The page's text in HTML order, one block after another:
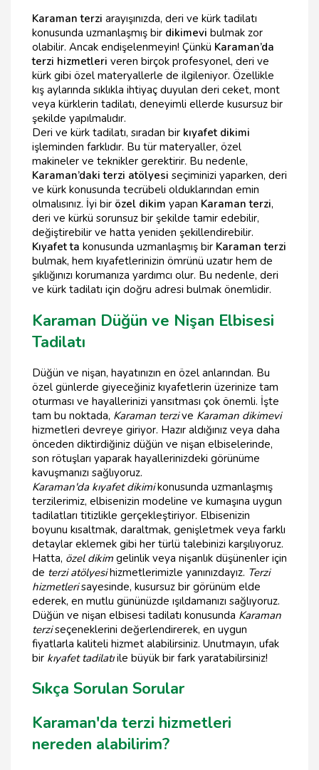
Karaman terzi arayışınızda, deri ve kürk tadilatı
konusunda uzmanlaşmış bir dikimevi bulmak zor
olabilir. Ancak endişelenmeyin! Çünkü Karaman’da
terzi hizmetleri veren birçok profesyonel, deri ve
kürk gibi özel materyallerle de ilgileniyor. Özellikle
kış aylarında sıklıkla ihtiyaç duyulan deri ceket, mont
veya kürklerin tadilatı, deneyimli ellerde kusursuz bir
şekilde yapılmalıdır.
Deri ve kürk tadilatı, sıradan bir kıyafet dikimi
işleminden farklıdır. Bu tür materyaller, özel
makineler ve teknikler gerektirir. Bu nedenle,
Karaman’daki terzi atölyesi seçiminizi yaparken, deri
ve kürk konusunda tecrübeli olduklarından emin
olmalısınız. İyi bir özel dikim yapan Karaman terzi,
deri ve kürkü sorunsuz bir şekilde tamir edebilir,
değiştirebilir ve hatta yeniden şekillendirebilir.
Kıyafet ta konusunda uzmanlaşmış bir Karaman terzi
bulmak, hem kıyafetlerinizin ömrünü uzatır hem de
şıklığınızı korumanıza yardımcı olur. Bu nedenle, deri
ve kürk tadilatı için doğru adresi bulmak önemlidir.
Karaman Düğün ve Nişan Elbisesi
Tadilatı
Düğün ve nişan, hayatınızın en özel anlarından. Bu
özel günlerde giyeceğiniz kıyafetlerin üzerinize tam
oturması ve hayallerinizi yansıtması çok önemli. İşte
tam bu noktada, Karaman terzive Karaman dikimevi
hizmetleri devreye giriyor. Hazır aldığınız veya daha
önceden diktirdiğiniz düğün ve nişan elbiselerinde,
son rötuşları yaparak hayallerinizdeki görünüme
kavuşmanızı sağlıyoruz.
Karaman'da kıyafet dikimikonusunda uzmanlaşmış
terzilerimiz, elbisenizin modeline ve kumaşına uygun
tadilatları titizlikle gerçekleştiriyor. Elbisenizin
boyunu kısaltmak, daraltmak, genişletmek veya farklı
detaylar eklemek gibi her türlü talebinizi karşılıyoruz.
Hatta, özel dikim gelinlik veya nişanlık düşünenler için
de terzi atölyesihizmetlerimizle yanınızdayız. Terzi
hizmetlerisayesinde, kusursuz bir görünüm elde
ederek, en mutlu gününüzde ışıldamanızı sağlıyoruz.
Düğün ve nişan elbisesi tadilatı konusunda Karaman
terziseçeneklerini değerlendirerek, en uygun
fiyatlarla kaliteli hizmet alabilirsiniz. Unutmayın, ufak
bir kıyafet tadilatıile büyük bir fark yaratabilirsiniz!
Sıkça Sorulan Sorular
Karaman'da terzi hizmetleri
nereden alabilirim?